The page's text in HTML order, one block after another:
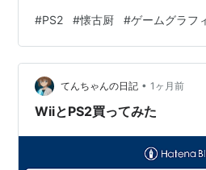
ほど美しい。 これは間違いあり
感動するグラフィック」が最新
と、私は少し違うと思っていま
的なのは、PlayStation 2というハ
フィックには、「どうすれば限ら
#PS2 #懐古厨 #ゲームグラフ
てんちゃんの日記 • 1ヶ月前
WiiとPS2買ってみた